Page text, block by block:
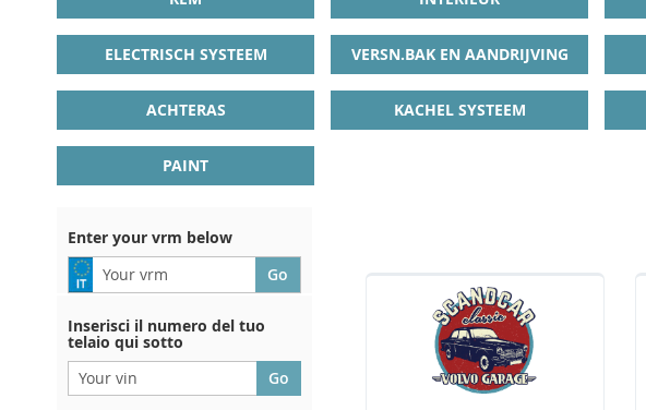
ELECTRISCH SYSTEEM VERSN.BAK EN AANDRIJVING
ACHTERAS KACHEL SYSTEEM
PAINT
Enter your vrm below
Inserisci il numero del tuo
telaio qui sotto